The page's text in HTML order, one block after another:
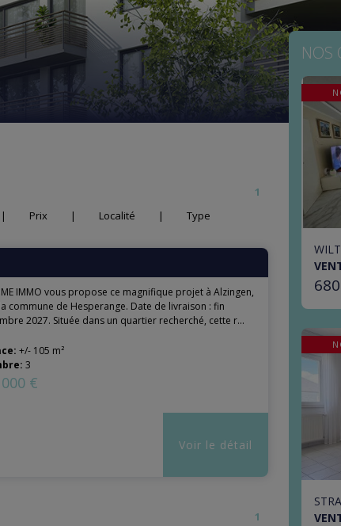
1
| Prix | Localité | Type
IMMO vous propose ce magnifique projet à Alzingen,
commune de Hesperange. Date de livraison : fin
2027. Située dans un quartier recherché, cette r...
+/- 105 m²
3
€
Voir le détail
1
NOS